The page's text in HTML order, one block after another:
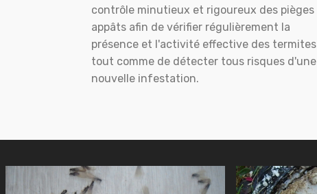
contrôle minutieux et rigoureux des pièges
appâts afin de vérifier régulièrement la
présence et l'activité effective des termites
tout comme de détecter tous risques d'une
nouvelle infestation.